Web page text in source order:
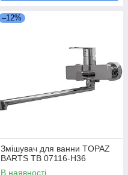
–12%
Змішувач для ванни TOPAZ
BARTS TB 07116-H36
В наявності